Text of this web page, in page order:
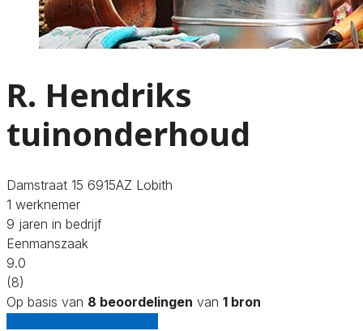
R. Hendriks
tuinonderhoud
Damstraat 15 6915AZ Lobith
1 werknemer
9 jaren in bedrijf
Eenmanszaak
9.0
(8)
Op basis van 8 beoordelingen van 1 bron